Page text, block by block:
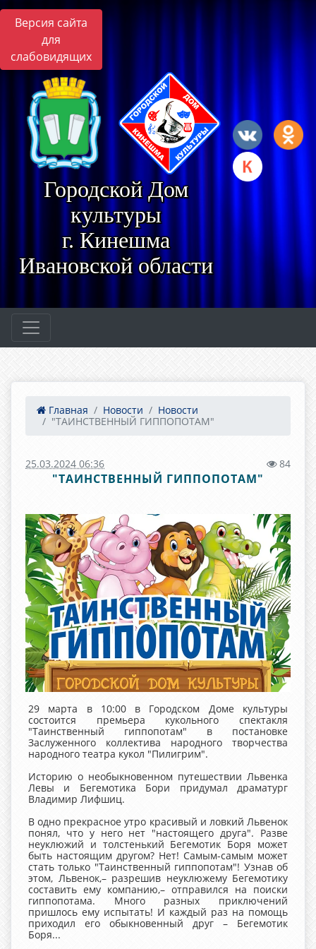
Версия сайта
для
слабовидящих
Городской Дом
культуры
г. Кинешма
Ивановской области
Главная Новости
Новости
"ТАИНСТВЕННЫЙ ГИППОПОТАМ"
25.03.2024 06:36 84
"ТАИНСТВЕННЫЙ ГИППОПОТАМ"
29 марта в 10:00 в Городском Доме культуры
состоится премьера кукольного спектакля
"Таинственный гиппопотам" в постановке
Заслуженного коллектива народного творчества
народного театра кукол "Пилигрим".
Историю о необыкновенном путешествии Львенка
Левы и Бегемотика Бори придумал драматург
Владимир Лифшиц.
В одно прекрасное утро красивый и ловкий Львенок
понял, что у него нет "настоящего друга". Разве
неуклюжий и толстенький Бегемотик Боря может
быть настоящим другом? Нет! Самым-самым может
стать только "Таинственный гиппопотам"! Узнав об
этом, Львенок,– разрешив неуклюжему Бегемотику
составить ему компанию,– отправился на поиски
гиппопотама. Много разных приключений
пришлось ему испытать! И каждый раз на помощь
приходил его обыкновенный друг – Бегемотик
Боря...